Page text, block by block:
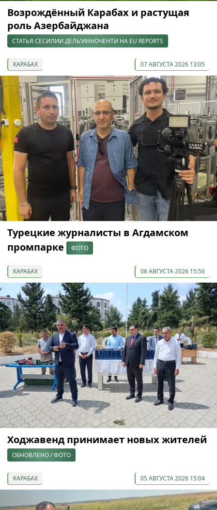
Возрождённый Карабах и растущая
роль Азербайджана
СТАТЬЯ СЕСИЛИИ ДЕЛЬ’ИННОЧЕНТИ НА EU REPORTS
КАРАБАХ 07 АВГУСТА 2026 13:05
Турецкие журналисты в Агдамском
промпарке
ФОТО
КАРАБАХ 06 АВГУСТА 2026 15:56
Ходжавенд принимает новых жителей
ОБНОВЛЕНО / ФОТО
КАРАБАХ 05 АВГУСТА 2026 15:04